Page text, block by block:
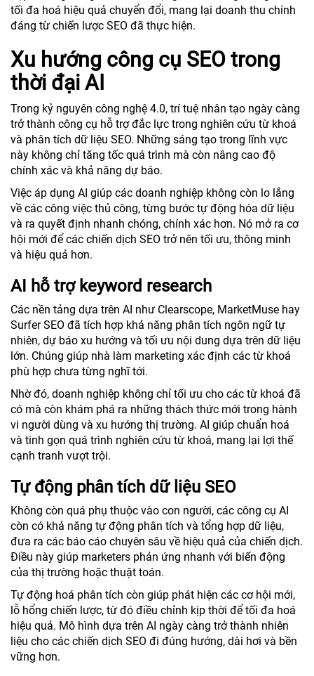
tối đa hoá hiệu quả chuyển đổi, mang lại doanh thu chính
đáng từ chiến lược SEO đã thực hiện.
Xu hướng công cụ SEO trong
thời đại AI
Trong kỷ nguyên công nghệ 4.0, trí tuệ nhân tạo ngày càng
trở thành công cụ hỗ trợ đắc lực trong nghiên cứu từ khoá
và phân tích dữ liệu SEO. Những sáng tạo trong lĩnh vực
này không chỉ tăng tốc quá trình mà còn nâng cao độ
chính xác và khả năng dự báo.
Việc áp dụng AI giúp các doanh nghiệp không còn lo lắng
về các công việc thủ công, từng bước tự động hóa dữ liệu
và ra quyết định nhanh chóng, chính xác hơn. Nó mở ra cơ
hội mới để các chiến dịch SEO trở nên tối ưu, thông minh
và hiệu quả hơn.
AI hỗ trợ keyword research
Các nền tảng dựa trên AI như Clearscope, MarketMuse hay
Surfer SEO đã tích hợp khả năng phân tích ngôn ngữ tự
nhiên, dự báo xu hướng và tối ưu nội dung dựa trên dữ liệu
lớn. Chúng giúp nhà làm marketing xác định các từ khoá
phù hợp chưa từng nghĩ tới.
Nhờ đó, doanh nghiệp không chỉ tối ưu cho các từ khoá đã
có mà còn khám phá ra những thách thức mới trong hành
vi người dùng và xu hướng thị trường. AI giúp chuẩn hoá
và tinh gọn quá trình nghiên cứu từ khoá, mang lại lợi thế
cạnh tranh vượt trội.
Tự động phân tích dữ liệu SEO
Không còn quá phụ thuộc vào con người, các công cụ AI
còn có khả năng tự động phân tích và tổng hợp dữ liệu,
đưa ra các báo cáo chuyên sâu về hiệu quả của chiến dịch.
Điều này giúp marketers phản ứng nhanh với biến động
của thị trường hoặc thuật toán.
Tự động hoá phân tích còn giúp phát hiện các cơ hội mới,
lỗ hổng chiến lược, từ đó điều chỉnh kịp thời để tối đa hoá
hiệu quả. Mô hình dựa trên AI ngày càng trở thành nhiên
liệu cho các chiến dịch SEO đi đúng hướng, dài hơi và bền
vững hơn.